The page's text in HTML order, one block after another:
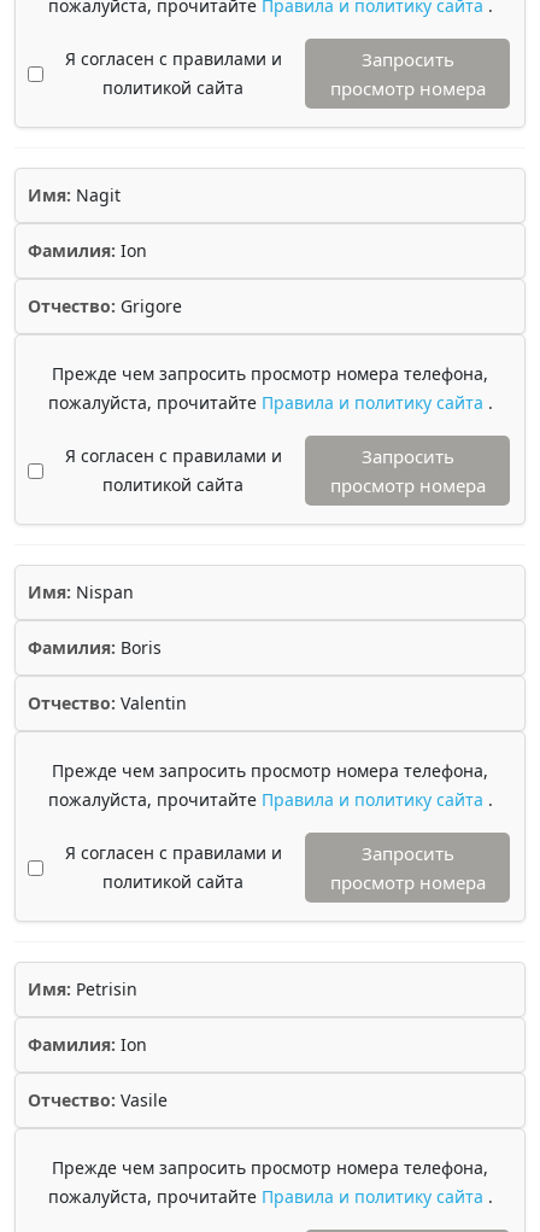
пожалуйста, прочитайте Правила и политику сайта .
Я согласен с правилами и
политикой сайта
Запросить
просмотр номера
Имя: Nagit
Фамилия: Ion
Отчество: Grigore
Прежде чем запросить просмотр номера телефона,
пожалуйста, прочитайте Правила и политику сайта .
Я согласен с правилами и
политикой сайта
Запросить
просмотр номера
Имя: Nispan
Фамилия: Boris
Отчество: Valentin
Прежде чем запросить просмотр номера телефона,
пожалуйста, прочитайте Правила и политику сайта .
Я согласен с правилами и
политикой сайта
Запросить
просмотр номера
Имя: Petrisin
Фамилия: Ion
Отчество: Vasile
Прежде чем запросить просмотр номера телефона,
пожалуйста, прочитайте Правила и политику сайта .